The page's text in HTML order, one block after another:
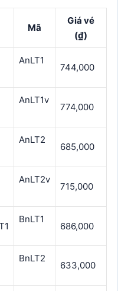
Mã
Giá vé
(₫)
AnLT1
744,000
AnLT1v
774,000
AnLT2
685,000
AnLT2v
715,000
BnLT1
686,000
BnLT2
633,000